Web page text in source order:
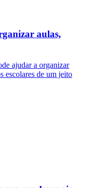
aulas,
ajudar a organizar
escolares de um jeito